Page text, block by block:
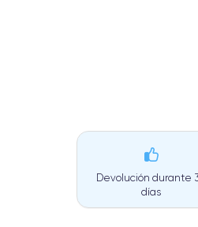
Devolución durante
días